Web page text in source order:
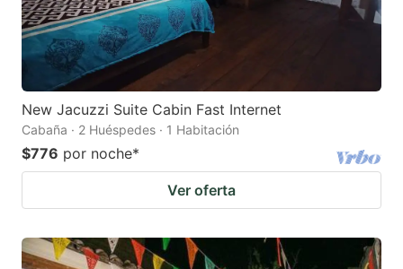
New Jacuzzi Suite Cabin Fast Internet
Cabaña · 2 Huéspedes · 1 Habitación
$776 por noche*
Ver oferta